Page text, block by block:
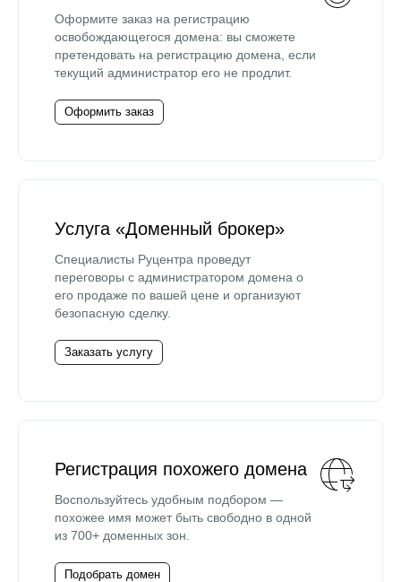
Оформите заказ на регистрацию
освобождающегося домена: вы сможете
претендовать на регистрацию домена, если
текущий администратор его не продлит.
Оформить заказ
Услуга «Доменный брокер»
Специалисты Руцентра проведут
переговоры с администратором домена о
его продаже по вашей цене и организуют
безопасную сделку.
Заказать услугу
Регистрация похожего домена
Воспользуйтесь удобным подбором —
похожее имя может быть свободно в одной
из 700+ доменных зон.
Подобрать домен